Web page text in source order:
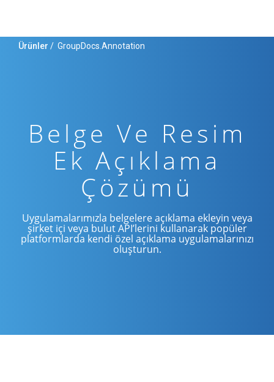
Ürünler / GroupDocs.Annotation
Belge Ve Resim
Ek Açıklama
Çözümü
Uygulamalarımızla belgelere açıklama ekleyin veya
şirket içi veya bulut API’lerini kullanarak popüler
platformlarda kendi özel açıklama uygulamalarınızı
oluşturun.